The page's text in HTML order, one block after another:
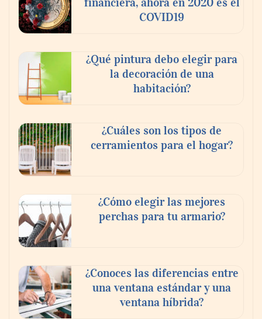
COVID19
¿Qué pintura debo elegir para
la decoración de una
habitación?
¿Cuáles son los tipos de
cerramientos para el hogar?
¿Cómo elegir las mejores
perchas para tu armario?
¿Conoces las diferencias entre
una ventana estándar y una
ventana híbrida?